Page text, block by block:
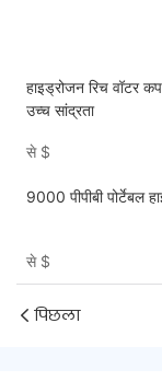
हाइड्रोजन रिच वॉटर
उच्च सांद्रता
से $
9000 पीपीबी पोर्टेबल
से $
पिछला